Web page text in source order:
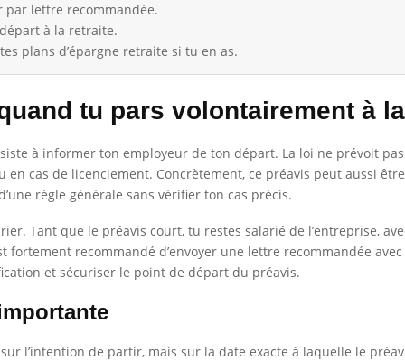
par lettre recommandée.
à la retraite.
plans d’épargne retraite si tu en as.
tu pars volontairement à
à informer ton employeur de ton départ. La loi ne prévoit
cas de licenciement. Concrètement, ce préavis peut aussi
règle générale sans vérifier ton cas précis.
Tant que le préavis court, tu restes salarié de l’entreprise,
recommandé d’envoyer une lettre recommandée
et sécuriser le point de départ du préavis.
l’intention de partir, mais sur la date exacte à laquelle le